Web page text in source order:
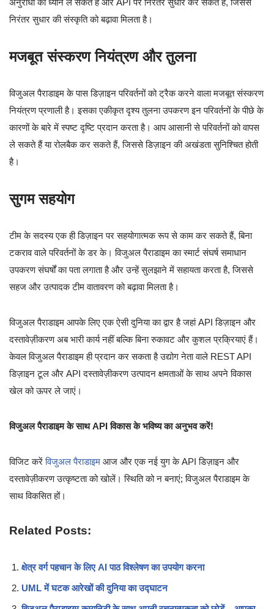
अनुरोधों का ध्यान ले सकते हैं और API पर निरंतर सुधार कर सकते हैं, जिससे
निरंतर सुधार की संस्कृति को बढ़ावा मिलता है।
मजबूत संस्करण नियंत्रण और तुलना
विजुअल पैराडाइम के पास डिज़ाइन परिवर्तनों को ट्रैक करने वाला मजबूत संस्करण
नियंत्रण प्रणाली है। इसका एकीकृत दृश्य तुलना उपकरण इन परिवर्तनों के पीछे के
कारणों के बारे में स्पष्ट दृष्टि प्रदान करता है। आप आसानी से परिवर्तनों को वापस
ले सकते हैं या रोलबैक कर सकते हैं, जिससे डिज़ाइन की अखंडता सुनिश्चित होती
है।
सुगम सहयोग
टीम के सदस्य एक ही डिज़ाइन पर सहयोगात्मक रूप से काम कर सकते हैं, बिना
टकराव वाले परिवर्तनों के डर के। विजुअल पैराडाइम का स्मार्ट संघर्ष समाधान
उपकरण संघर्षों का पता लगाता है और उन्हें सुलझाने में सहायता करता है, जिससे
सहज और उत्पादक टीम वातावरण को बढ़ावा मिलता है।
विजुअल पैराडाइम आपके लिए एक ऐसी दुनिया का द्वार है जहां API डिज़ाइन और
दस्तावेज़ीकरण अब भारी कार्य नहीं बल्कि बिना रुकावट और कुशल प्रक्रियाएं हैं।
केवल विजुअल पैराडाइम ही प्रदान कर सकता है उद्योग नेता वाले REST API
डिज़ाइन टूल और API दस्तावेज़ीकरण उत्पादन क्षमताओं के साथ अपने विकास
खेल को ऊपर ले जाएं।
विजुअल पैराडाइम के साथ API विकास के भविष्य का अनुभव करें!
विजिट करेंविजुअल पैराडाइम आज और एक नई युग के API डिज़ाइन और
दस्तावेज़ीकरण उत्कृष्टता को खोलें। स्थिति को न बनाएं; विजुअल पैराडाइम के
साथ विकसित हों।
Related Posts:
क्षेत्र वर्ग पहचान के लिए AI पाठ विश्लेषण का उपयोग करना
UML में घटक आरेखों की दुनिया का उद्घाटन